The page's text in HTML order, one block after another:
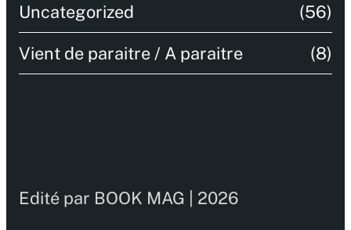
Uncategorized (56)
Vient de paraitre / A paraitre (8)
Edité par BOOK MAG | 2026